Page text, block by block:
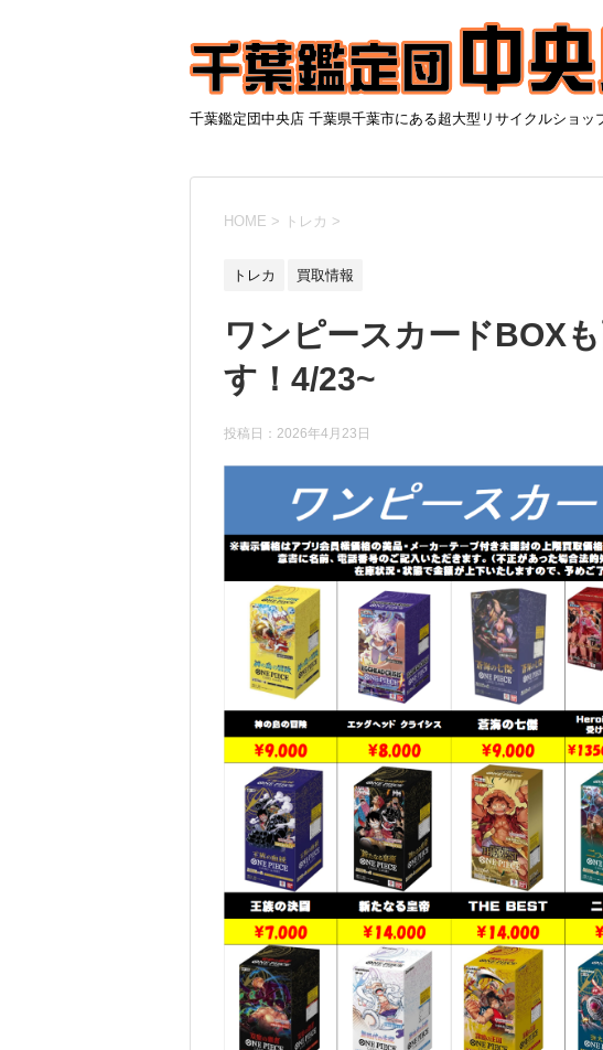
千葉鑑定団中央店 千葉県千葉市にある超大型リサイクルショ
HOME > トレカ >
トレカ 買取情報
ワンピースカードBOX
す！4/23~
投稿日： 2026年4月23日